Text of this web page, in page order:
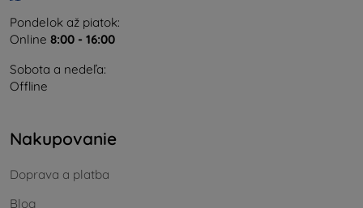
Pondelok až piatok:
Online 8:00 - 16:00
Sobota a nedeľa:
Offline
Nakupovanie
Doprava a platba
Blog